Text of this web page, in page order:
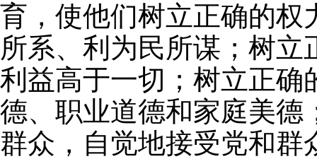
育，使他们树立正确的权
所系、利为民所谋；树
利益高于一切；树立正确
德、职业道德和家庭美德
群众，自觉地接受党和群